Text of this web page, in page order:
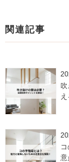
関連記事
意